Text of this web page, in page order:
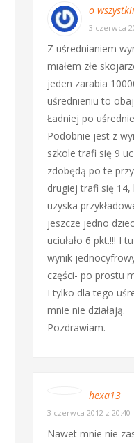
o
3 czerwca
Z uśrednianiem
miałem złe
jeden zarabia
uśrednieniu to
Ładniej po
Podobnie jest z
szkole trafi się 9
zdobędą po te
drugiej trafi się
uzyska
jeszcze jedno
uciułało 6 pkt.!!! I
wynik
części- po prostu
I tylko dla tego
mnie nie działają.
Pozdrawiam.
hexa13
3 czerwca 2012 z 20:40
Nawet mnie nie